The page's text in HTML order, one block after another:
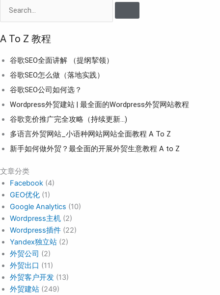
A To Z 教程
谷歌SEO全面讲解 （提纲挈领）
谷歌SEO怎么做（落地实践）
谷歌SEO公司如何选？
Wordpress外贸建站 | 最全面的Wordpress外贸网站教程
谷歌竞价推广完全攻略（持续更新…)
多语言外贸网站_小语种网站网站全面教程 A To Z
新手如何做外贸？最全面的开展外贸生意教程 A to Z
文章分类
Facebook (4)
GEO优化 (1)
Google Analytics (10)
Wordpress主机 (2)
Wordpress插件 (22)
Yandex独立站 (2)
外贸公司 (2)
外贸出口 (11)
外贸客户开发 (13)
外贸建站 (249)